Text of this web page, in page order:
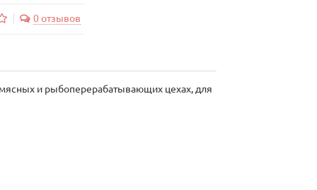
0 отзывов
и рыбоперерабатывающих цехах, для